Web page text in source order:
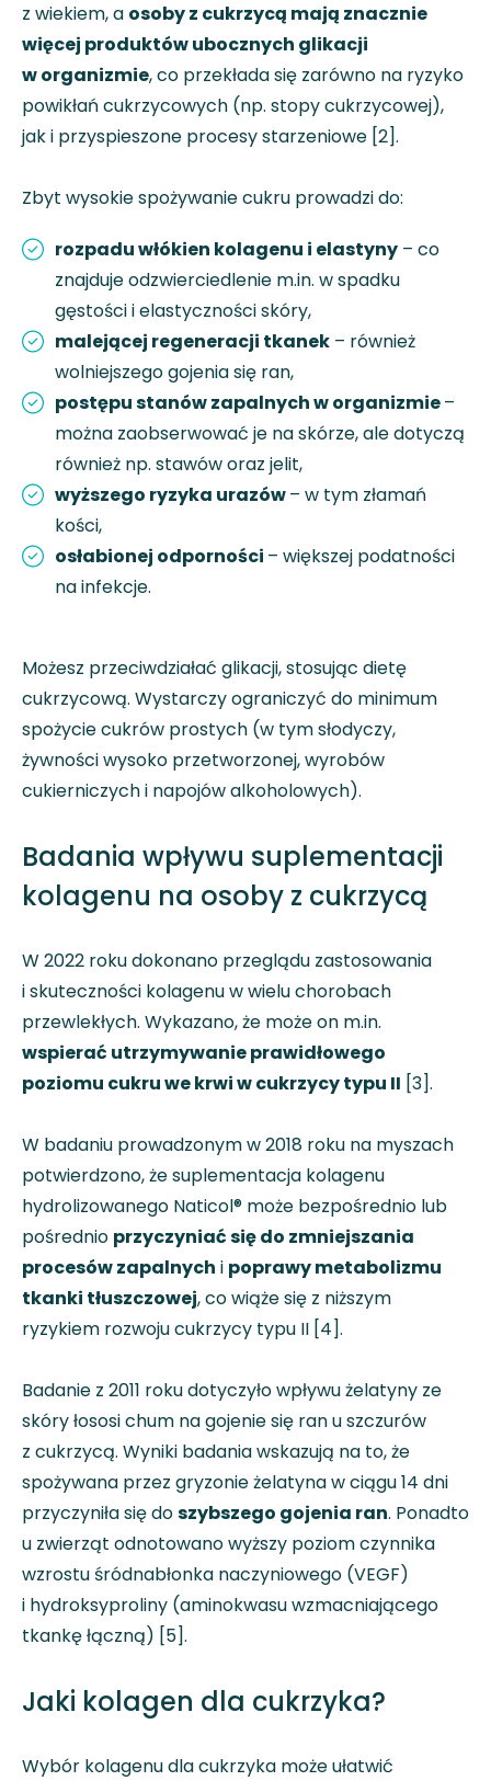
z wiekiem, a osoby z cukrzycą mają znacznie
więcej produktów ubocznych glikacji
w organizmie, co przekłada się zarówno na ryzyko
powikłań cukrzycowych (np. stopy cukrzycowej),
jak i przyspieszone procesy starzeniowe [2].
Zbyt wysokie spożywanie cukru prowadzi do:
rozpadu włókien kolagenu i elastyny – co
znajduje odzwierciedlenie m.in. w spadku
gęstości i elastyczności skóry,
malejącej regeneracji tkanek – również
wolniejszego gojenia się ran,
postępu stanów zapalnych w organizmie–
można zaobserwować je na skórze, ale dotyczą
również np. stawów oraz jelit,
wyższego ryzyka urazów– w tym złamań
kości,
osłabionej odporności – większej podatności
na infekcje.
Możesz przeciwdziałać glikacji, stosując dietę
cukrzycową. Wystarczy ograniczyć do minimum
spożycie cukrów prostych (w tym słodyczy,
żywności wysoko przetworzonej, wyrobów
cukierniczych i napojów alkoholowych).
Badania wpływu suplementacji
kolagenu na osoby z cukrzycą
W 2022 roku dokonano przeglądu zastosowania
i skuteczności kolagenu w wielu chorobach
przewlekłych. Wykazano, że może on m.in.
wspierać utrzymywanie prawidłowego
poziomu cukru we krwi w cukrzycy typu II [3].
W badaniu prowadzonym w 2018 roku na myszach
potwierdzono, że suplementacja kolagenu
hydrolizowanego Naticol® może bezpośrednio lub
pośrednio przyczyniać się do zmniejszania
procesów zapalnych i poprawy metabolizmu
tkanki tłuszczowej, co wiąże się z niższym
ryzykiem rozwoju cukrzycy typu II [4].
Badanie z 2011 roku dotyczyło wpływu żelatyny ze
skóry łososi chum na gojenie się ran u szczurów
z cukrzycą. Wyniki badania wskazują na to, że
spożywana przez gryzonie żelatyna w ciągu 14 dni
przyczyniła się doszybszego gojenia ran. Ponadto
u zwierząt odnotowano wyższy poziom czynnika
wzrostu śródnabłonka naczyniowego (VEGF)
i hydroksyproliny (aminokwasu wzmacniającego
tkankę łączną) [5].
Jaki kolagen dla cukrzyka?
Wybór kolagenu dla cukrzyka może ułatwić